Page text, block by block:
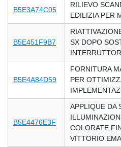
B5E3A74C05
RILIEVO
EDILIZIA PER
B5E451F9B7
SX DOPO
B5E4A84D59
FORNITURA
PER
B5E4476E3F
APPLIQUE DA
COLORATE
VITTORIO